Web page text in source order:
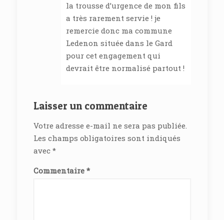
la trousse d’urgence de mon fils
a très rarement servie ! je
remercie donc ma commune
Ledenon située dans le Gard
pour cet engagement qui
devrait être normalisé partout !
Laisser un commentaire
Votre adresse e-mail ne sera pas publiée.
Les champs obligatoires sont indiqués
avec *
Commentaire *